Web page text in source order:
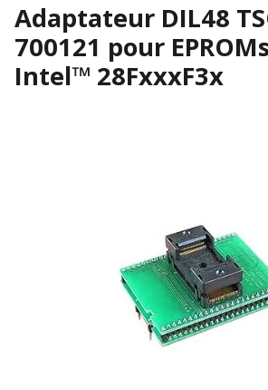
Adaptateur DIL48
700121 pour
Intel™ 28FxxxF3x